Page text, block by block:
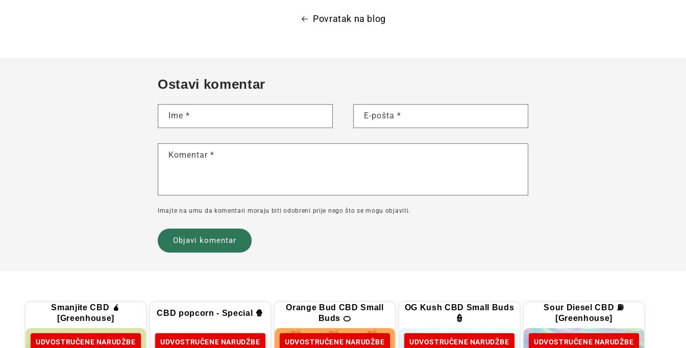
Povratak na blog
Ostavi komentar
Ime * E-pošta *
Komentar *
Imajte na umu da komentari moraju biti odobreni prije nego što se mogu objaviti.
Smanjite CBD 🧉
[Greenhouse]
UDVOSTRUČENE NARUDŽBE
CBD popcorn - Special 🍿
UDVOSTRUČENE NARUDŽBE
Orange Bud CBD Small
Buds 🍊
UDVOSTRUČENE NARUDŽBE
OG Kush CBD Small Buds
👮
UDVOSTRUČENE NARUDŽBE
Sour Diesel CBD ⛽
[Greenhouse]
UDVOSTRUČENE NARUDŽBE